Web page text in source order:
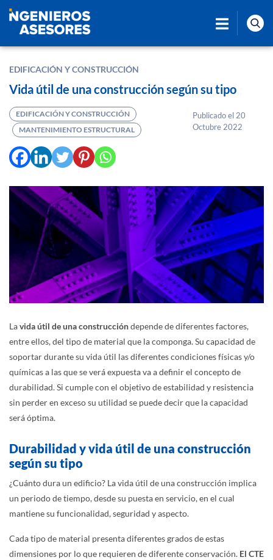
EDIFICACIÓN Y CONSTRUCCIÓN
Vida útil de una construcción según su tipo
EDIFICACIÓN Y CONSTRUCCIÓN
MANTENIMIENTO ESTRUCTURAL
Publicado el 20
Octubre 2022
Lavida útil de una construccióndepende de diferentes factores,
entre ellos, del tipo de material que la componga. Su capacidad de
soportar durante su vida útil las diferentes condiciones físicas y/o
químicas a las que se verá expuesta va a definir el concepto de
durabilidad. Si cumple con el objetivo de estabilidad y resistencia
sin perder en exceso su utilidad se puede decir que la capacidad
será óptima.
Durabilidad y vida útil de una construcción
según su tipo
¿Cuánto dura un edificio? La vida útil de una construcción implica
un periodo de tiempo, desde su puesta en servicio, en el cual
mantiene su funcionalidad, seguridad y aspecto.
Cada tipo de material presenta diferentes grados de estas
dimensiones por lo que requieren de diferente conservación. El CTE